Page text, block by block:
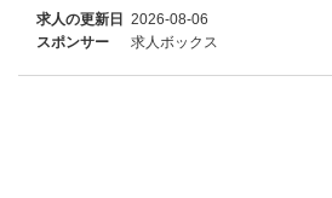
求人の更新日 2026-08-06
スポンサー
求人ボックス